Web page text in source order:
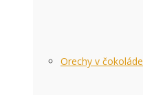
Orechy v čokoláde